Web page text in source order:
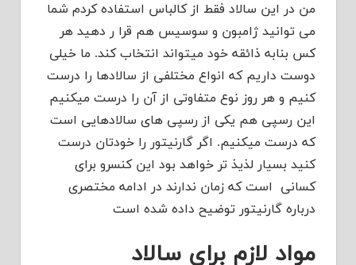
من در این سالاد فقط از کالباس استفاده کردم شما
می توانید ژامبون و سوسیس هم قرا ر دهید هر
کس بنابه ذائقه خود میتواند انتخاب کند. ما خیلی
دوست داریم که انواع مختلفی از سالادها را درست
کنیم و هر روز نوع متفاوتی از آن را درست میکنیم
این رسپی هم یکی از رسپی های سالادهایی است
که درست میکنیم. اگر گارنیتور را خودتان درست
کنید بسیار لذیذ تر خواهد بود این کنسرو برای
کسانی است که زمان ندارند در ادامه مختصری
درباره گارنیتور توضیح داده شده است
مواد لازم برای سالاد